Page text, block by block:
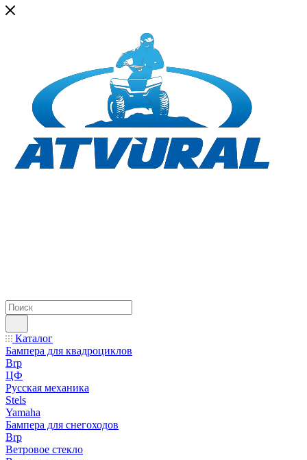
Каталог
Бампера для квадроциклов
Brp
ЦФ
Русская механика
Stels
Yamaha
Бампера для снегоходов
Brp
Ветровое стекло